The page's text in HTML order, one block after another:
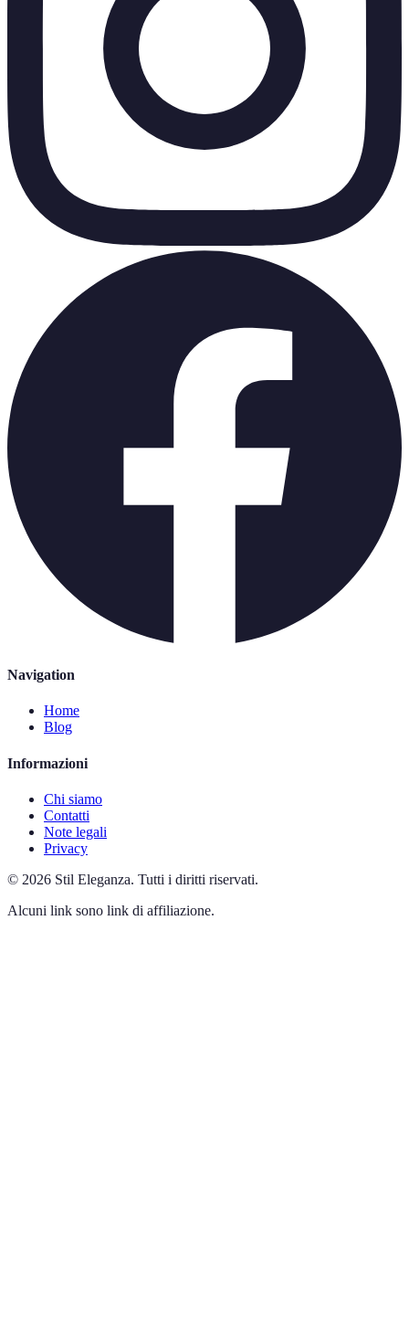
Navigation
Home
Blog
Informazioni
Chi siamo
Contatti
Note legali
Privacy
© 2026 Stil Eleganza. Tutti i diritti riservati.
Alcuni link sono link di affiliazione.